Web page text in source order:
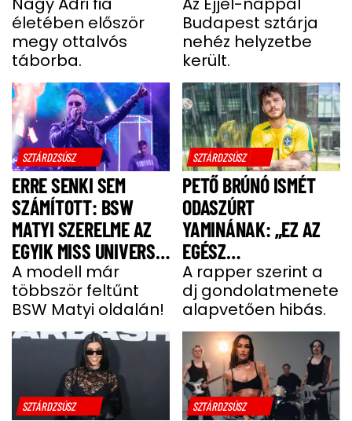
MINT Ő”
életében először
megy ottalvós
táborba.
IDŐSZAKBÓL
MENEKÜLT MEG A
SZTÁRAPUKA
Budapest sztárja
nehéz helyzetbe
került.
SZTÁRDZSÚSZ
ERRE SENKI SEM
SZÁMÍTOTT: BSW
MATYI SZERELME AZ
EGYIK MISS UNIVERSE
HUNGARY VERSENYZŐ
A modell már
többször feltűnt
BSW Matyi oldalán!
SZTÁRDZSÚSZ
PETŐ BRÚNÓ ISMÉT
ODASZÚRT
YAMINÁNAK: „EZ AZ
EGÉSZ
GONDOLATMENET
ZSÁKUTCA”
A rapper szerint a
dj gondolatmenete
alapvetően hibás.
SZTÁRDZSÚSZ SZTÁRDZSÚSZ